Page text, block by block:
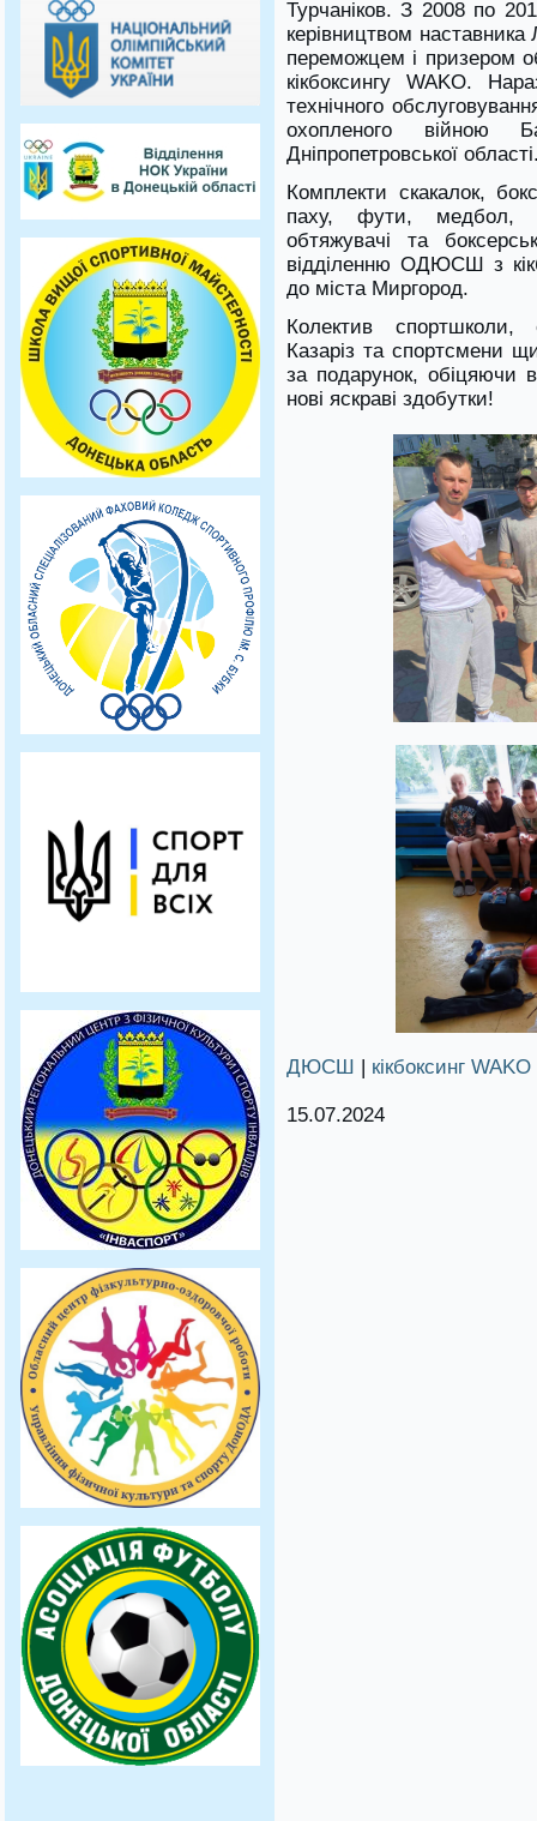
Турчаніков. З 2008 по
керівництвом
переможцем і призером
кікбоксингу WAKO.
технічного
охопленого війною
Дніпропетровської
Комплекти скакалок,
паху, фути, медбол,
обтяжувачі та
відділенню ОДЮСШ з
до міста Миргород.
Колектив спортшколи,
Казаріз та спортсмени
за подарунок, обіцяючи
нові яскраві здобутки!
ДЮСШ | кікбоксинг WAKO
15.07.2024